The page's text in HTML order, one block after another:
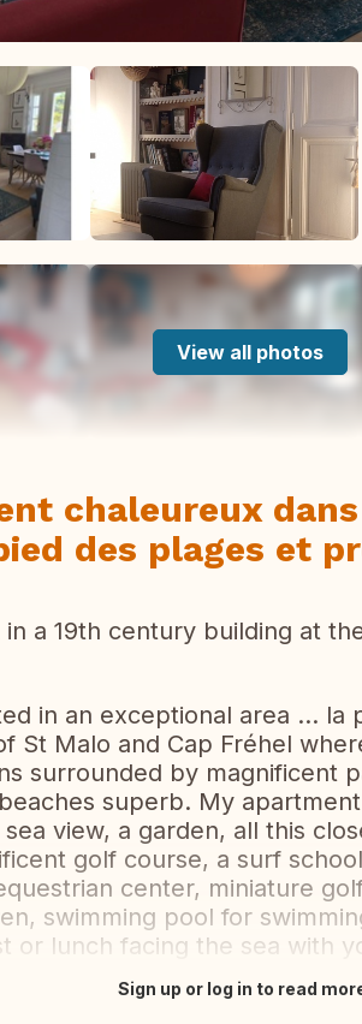
View all photos
chaleureux
des plages et
a 19th century building at
in an exceptional area ... la
St Malo and Cap Fréhel
surrounded by magnificent
superb. My
view, a garden, all this
golf course, a surf
center, miniature
swimming pool for
or lunch facing the sea with
Sign up or log in to read